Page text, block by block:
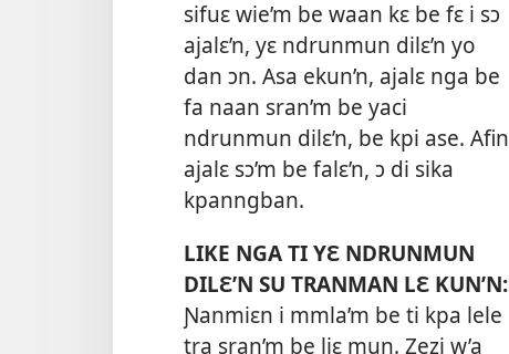
sifuɛ wie’m be waan kɛ be fɛ i sɔ
ajalɛ’n, yɛ ndrunmun dilɛ’n yo
dan ɔn. Asa ekun’n, ajalɛ nga be
fa naan sran’m be yaci
ndrunmun dilɛ’n, be kpi ase. Afin
ajalɛ sɔ’m be falɛ’n, ɔ di sika
kpanngban.
LIKE NGA TI YƐ NDRUNMUN
DILƐ’N SU TRANMAN LƐ KUN’N:
Ɲanmiɛn i mmla’m be ti kpa lele
tra sran’m be liɛ mun. Zezi w’a